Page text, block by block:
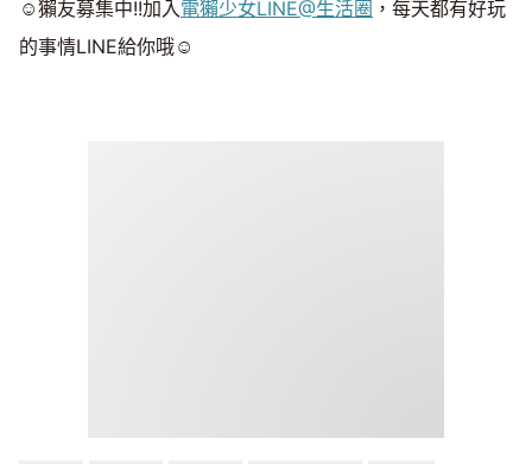
☺獺友募集中!!加入 電獺少女LINE@生活圈 ，每天都有好玩
的事情LINE給你哦☺